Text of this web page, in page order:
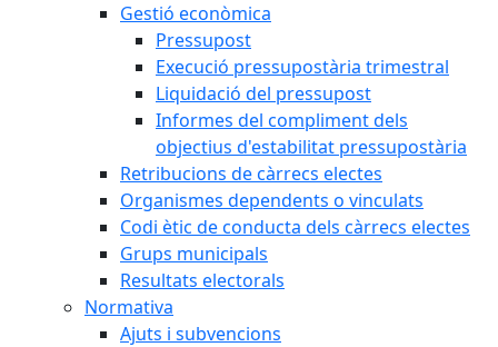
Gestió econòmica
Pressupost
Execució pressupostària trimestral
Liquidació del pressupost
Informes del compliment dels
objectius d'estabilitat pressupostària
Retribucions de càrrecs electes
Organismes dependents o vinculats
Codi ètic de conducta dels càrrecs electes
Grups municipals
Resultats electorals
Normativa
Ajuts i subvencions